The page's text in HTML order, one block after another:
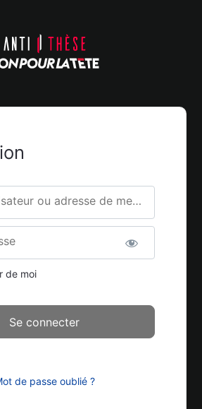
Nom d'utilisateur ou adresse de messagerie.
de moi
de passe oublié ?